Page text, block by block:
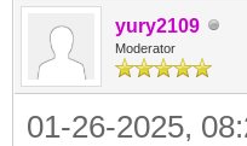
yury2109
Moderator
01-26-2025,